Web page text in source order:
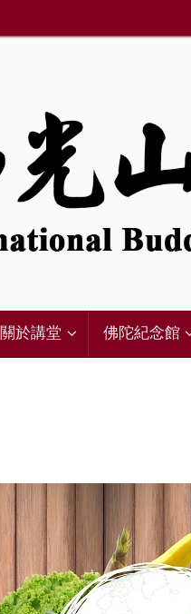
關於講堂 佛陀紀念館